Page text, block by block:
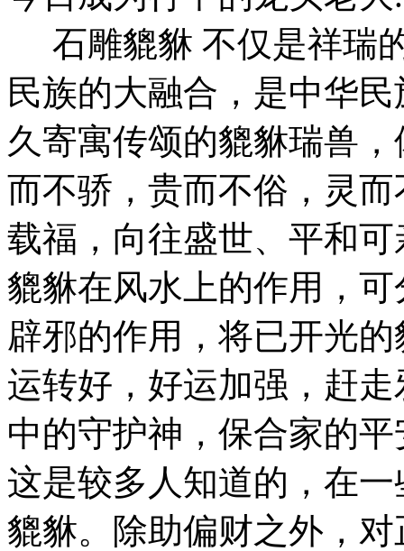
石雕貔貅 不仅是祥瑞
民族的大融合，是中华
久寄寓传颂的貔貅瑞兽
而不骄，贵而不俗，灵
载福，向往盛世、平和
貔貅在风水上的作用，
辟邪的作用，将已开光
运转好，好运加强，赶
中的守护神，保合家的
这是较多人知道的，在
貔貅。除助偏财之外，